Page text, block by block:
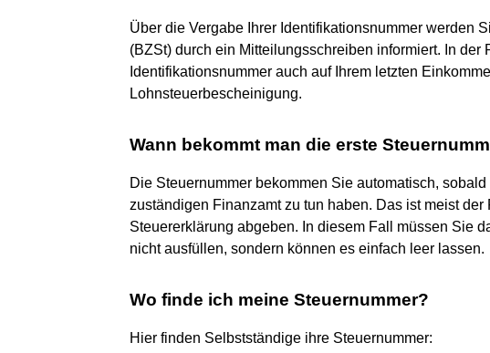
Über die Vergabe Ihrer Identifikationsnummer werden
(BZSt) durch ein Mitteilungsschreiben informiert. In der
Identifikationsnummer auch auf Ihrem letzten
Lohnsteuerbescheinigung.
Wann bekommt man die erste
Die Steuernummer bekommen Sie automatisch,
zuständigen Finanzamt zu tun haben. Das ist meist der
Steuererklärung abgeben. In diesem Fall müssen Sie
nicht ausfüllen, sondern können es einfach leer lassen.
Wo finde ich meine Steuernummer?
Hier finden Selbstständige ihre Steuernummer: